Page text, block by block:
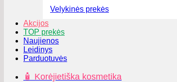
Velykinės prekės
Akcijos
TOP prekės
Naujienos
Leidinys
Parduotuvės
🧴 Korėjietiška kosmetika